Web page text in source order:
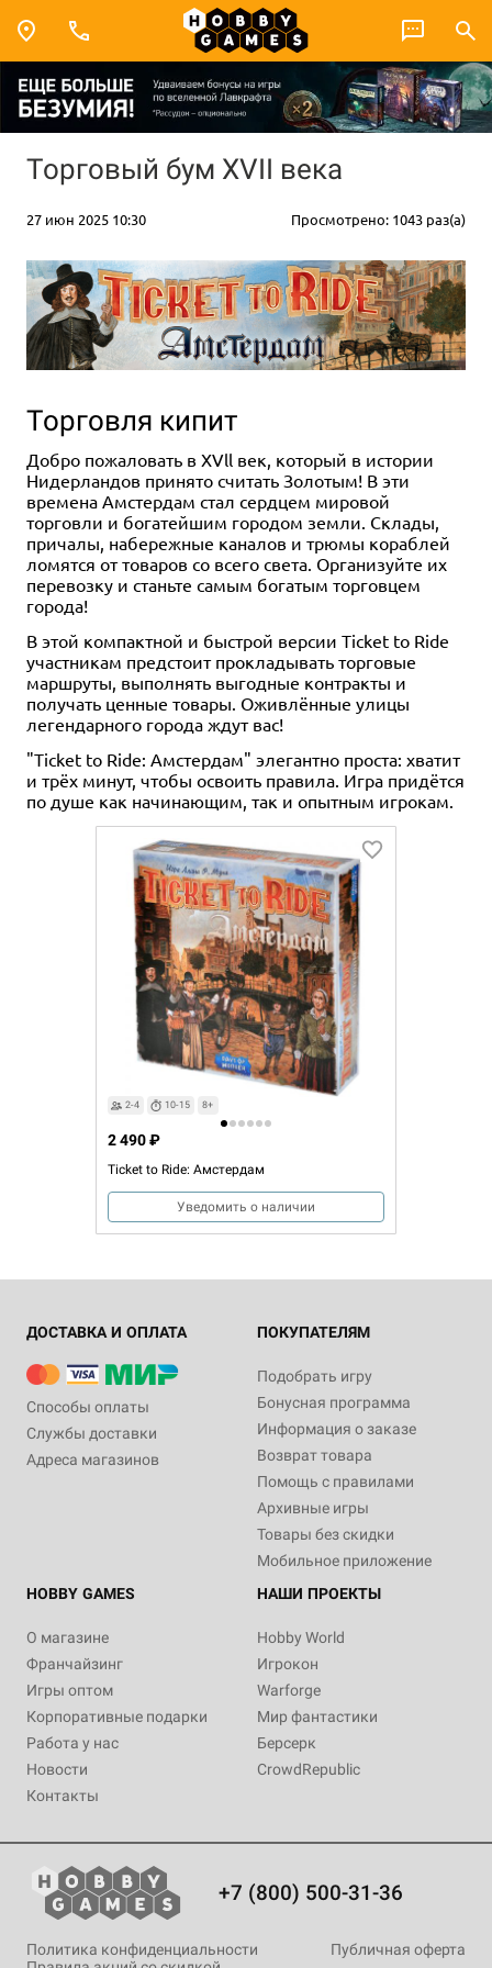
Торговый бум XVII века
27 июн 2025 10:30 Просмотрено: 1043 раз(а)
Торговля кипит
Добро пожаловать в XVll век, который в истории
Нидерландов принято считать Золотым! В эти
времена Амстердам стал сердцем мировой
торговли и богатейшим городом земли. Склады,
причалы, набережные каналов и трюмы кораблей
ломятся от товаров со всего света. Организуйте их
перевозку и станьте самым богатым торговцем
города!
В этой компактной и быстрой версии Ticket to Ride
участникам предстоит прокладывать торговые
маршруты, выполнять выгодные контракты и
получать ценные товары. Оживлённые улицы
легендарного города ждут вас!
"Ticket to Ride: Амстердам" элегантно проста: хватит
и трёх минут, чтобы освоить правила. Игра придётся
по душе как начинающим, так и опытным игрокам.
2-4 10-15 8+
Ticket to Ride: Амстердам
2 490 ₽
Уведомить о наличии
ДОСТАВКА И ОПЛАТА
Способы оплаты
Службы доставки
Адреса магазинов
ПОКУПАТЕЛЯМ
Подобрать игру
Бонусная программа
Информация о заказе
Возврат товара
Помощь с правилами
Архивные игры
Товары без скидки
Мобильное приложение
HOBBY GAMES
О магазине
Франчайзинг
Игры оптом
Корпоративные подарки
Работа у нас
Новости
Контакты
НАШИ ПРОЕКТЫ
Hobby World
Игрокон
Warforge
Мир фантастики
Берсерк
CrowdRepublic
+7 (800) 500-31-36
Политика конфиденциальности
Публичная оферта